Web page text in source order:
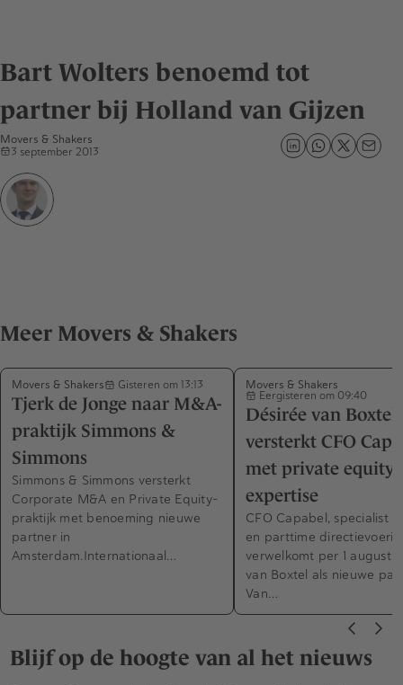
Bart Wolters benoemd tot
partner bij Holland van Gijzen
Movers & Shakers
3 september 2013
Meer Movers & Shakers
Movers & Shakers Gisteren om 13:13
Tjerk de Jonge naar M&A-
praktijk Simmons &
Simmons
Simmons & Simmons versterkt
Corporate M&A en Private Equity-
praktijk met benoeming nieuwe
partner in
Amsterdam.Internationaal…
Movers & Shakers
Eergisteren om 09:40
Désirée van Boxtel
versterkt CFO
met private equity-
expertise
CFO Capabel, specialist
en parttime
verwelkomt per 1
van Boxtel als nieuwe
Van…
Blijf op de hoogte van al het nieuws